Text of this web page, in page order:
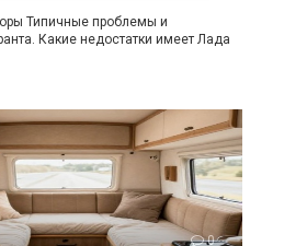
Типичные проблемы и
Какие недостатки имеет Лада
0